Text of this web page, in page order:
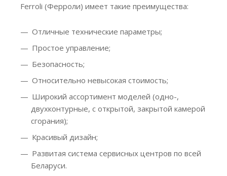
Ferroli (Ферроли) имеет такие преимущества:
Отличные технические параметры;
Простое управление;
Безопасность;
Относительно невысокая стоимость;
Широкий ассортимент моделей (одно-,
двухконтурные, с открытой, закрытой камерой
сгорания);
Красивый дизайн;
Развитая система сервисных центров по всей
Беларуси.